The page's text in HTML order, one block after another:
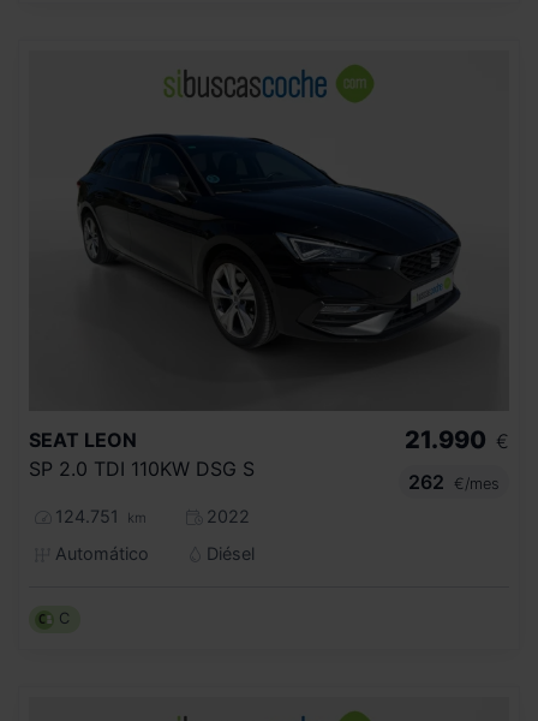
SEAT LEON
SP 2.0 TDI 110KW DSG S
124.751 km
2022
Automático
Diésel
21.990 €
262
€/mes
C